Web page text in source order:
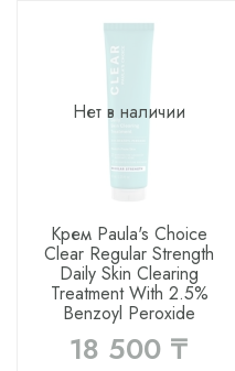
Нет в наличии
Крем Paula's Choice
Clear Regular Strength
Daily Skin Clearing
Treatment With 2.5%
Benzoyl Peroxide
18 500 ₸